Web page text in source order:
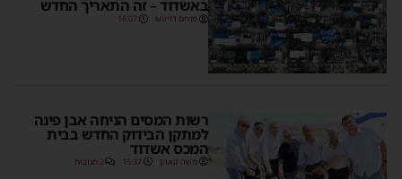
באשדוד – זה התאריך החדש
מנחם דויטש 16:07
רשות המסים הניחה אבן פינה
למתקן הבידוק החדש בבית
המכס אשדוד
משה קאהן 15:37 2 תגובות